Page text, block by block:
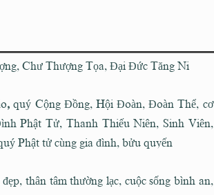
Chư Thượng Tọa, Đại Đức Tăng Ni
,quý Cộng Đồng, Hội Đoàn, Đoàn Thể, cơ
Phật Tử, Thanh Thiếu Niên, Sinh Viên,
Phật tử cùng gia đình, bửu quyến
thân tâm thường lạc, cuộc sống bình an,